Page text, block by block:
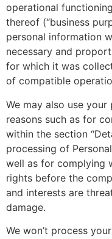
operational
thereof (“business
personal information
necessary and
for which it was
of compatible
We may also use
reasons such as for
within the section
processing of
well as for complying
rights before the
and interests are
damage.
We won’t process